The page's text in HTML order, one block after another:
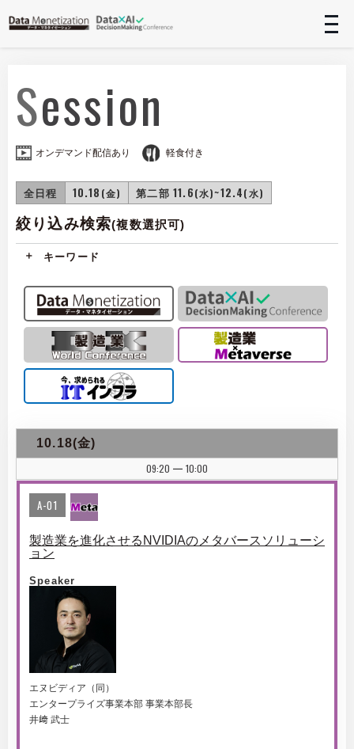
Session
全日程 10.18 (金) 第二部 11.6(水)~12.4(水)
オンデマンド配信あり 軽食付き
絞り込み検索(複数選択可)
キーワード
10.18(金)
09:20
| 10:00
A-01
製造業を進化させるNVIDIAのメタバースソリューシ
ョン
Speaker
エヌビディア（同）
エンタープライズ事業本部 事業本部長
井﨑 武士